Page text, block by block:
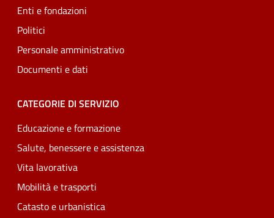
Enti e fondazioni
Politici
Personale amministrativo
Documenti e dati
CATEGORIE DI SERVIZIO
Educazione e formazione
Salute, benessere e assistenza
Vita lavorativa
Mobilità e trasporti
Catasto e urbanistica